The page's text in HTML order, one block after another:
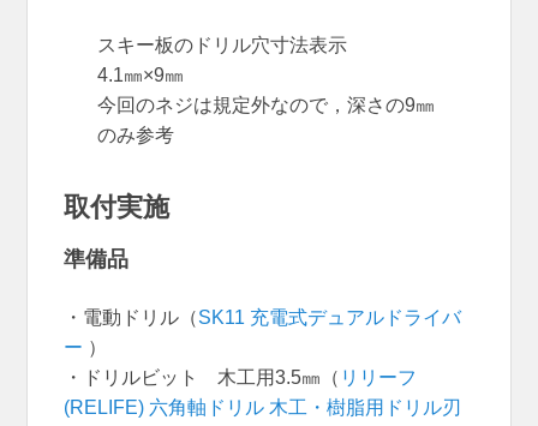
スキー板のドリル穴寸法表示
4.1㎜×9㎜
今回のネジは規定外なので，深さの9㎜
のみ参考
取付実施
準備品
・電動ドリル（SK11 充電式デュアルドライバ
ー ）
・ドリルビット 木工用3.5㎜（ リリーフ
(RELIFE) 六角軸ドリル 木工・樹脂用ドリル刃